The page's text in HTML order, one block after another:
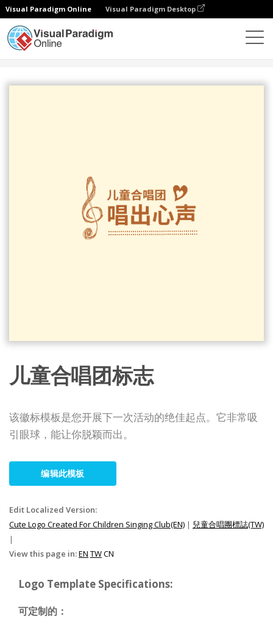
Visual Paradigm Online Visual Paradigm Desktop
儿童合唱团标志
该徽标模板是您开展下一次活动的绝佳起点。它非常吸
引眼球，能让你脱颖而出。
编辑此模板
Edit Localized Version:
Cute Logo Created For Children Singing Club(EN) | 兒童合唱團標誌(TW)
|
View this page in:EN TWCN
Logo Template Specifications:
可定制的：